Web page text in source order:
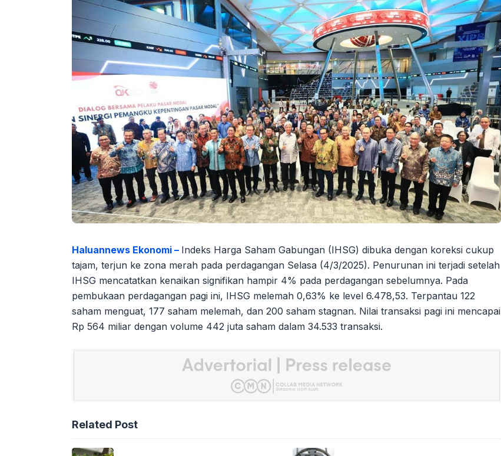
Haluannews Ekonomi – Indeks Harga Saham Gabungan (IHSG) dibuka dengan koreksi cukup
tajam, terjun ke zona merah pada perdagangan Selasa (4/3/2025). Penurunan ini terjadi setelah
IHSG mencatatkan kenaikan signifikan hampir 4% pada perdagangan sebelumnya. Pada
pembukaan perdagangan pagi ini, IHSG melemah 0,63% ke level 6.478,53. Terpantau 122
saham menguat, 177 saham melemah, dan 200 saham stagnan. Nilai transaksi pagi ini mencapai
Rp 564 miliar dengan volume 442 juta saham dalam 34.533 transaksi.
Related Post